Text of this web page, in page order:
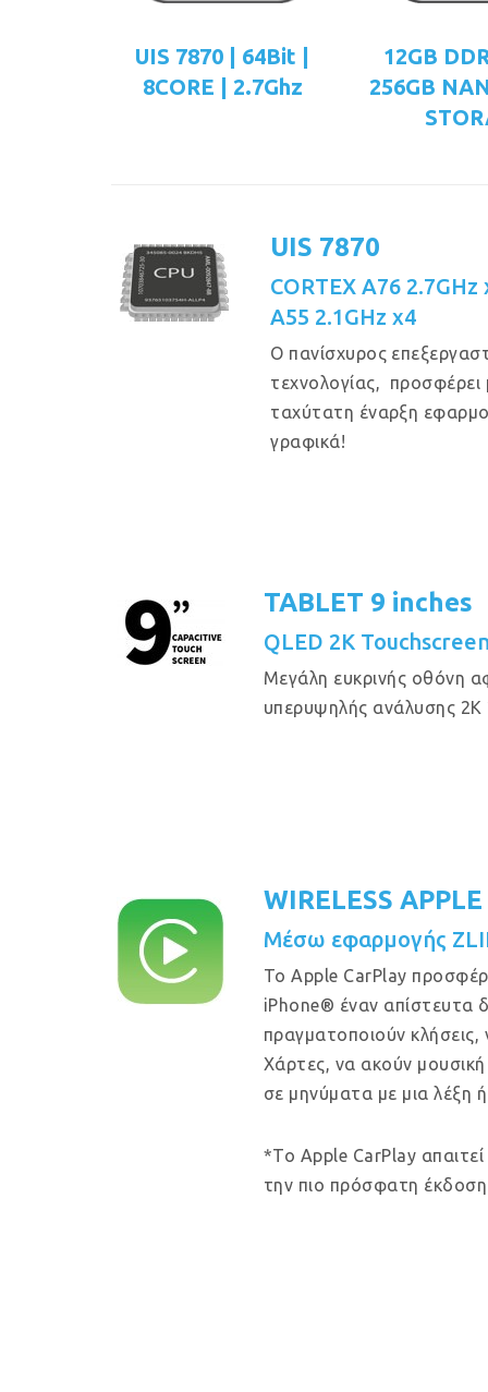
UIS 7870 | 64Bit |
8CORE | 2.7Ghz
12GB
256GB
UIS 7870
CORTEX A76
A55 2.1GHz x4
Ο πανίσχυρος
τεχνολογίας,
ταχύτατη έναρξη
γραφικά!
TABLET 9 inches
QLED 2K
Μεγάλη ευκρινής οθόνη
υπερυψηλής ανάλυσης 2Κ
WIRELESS
Μέσω εφαρμογής
Το Apple CarPlay
iPhone® έναν απίστευτα
πραγματοποιούν
Χάρτες, να ακούν
σε μηνύματα με μια λέξη
*Το Apple CarPlay
την πιο πρόσφατη